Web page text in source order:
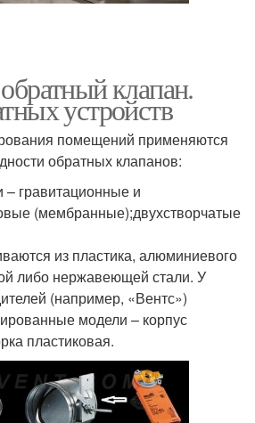
клапан.
устройств
помещений применяются
обратных клапанов:
– гравитационные и
(мембранные);двухстворчатые
из пластика, алюминиевого
либо нержавеющей стали. У
(например, «Вентс»)
модели – корпус
пластиковая.